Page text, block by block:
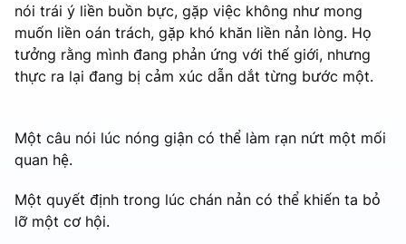
nói trái ý liền buồn bực, gặp việc không như mong
muốn liền oán trách, gặp khó khăn liền nản lòng. Họ
tưởng rằng mình đang phản ứng với thế giới, nhưng
thực ra lại đang bị cảm xúc dẫn dắt từng bước một.
Một câu nói lúc nóng giận có thể làm rạn nứt một mối
quan hệ.
Một quyết định trong lúc chán nản có thể khiến ta bỏ
lỡ một cơ hội.